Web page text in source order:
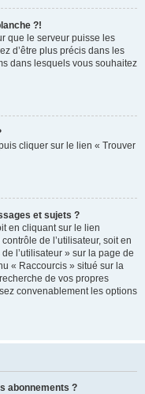
?!
que le serveur puisse les
d’être plus précis dans les
dans lesquels vous souhaitez
cliquer sur le lien « Trouver
et sujets ?
en cliquant sur le lien
de l’utilisateur, soit en
l’utilisateur » sur la page de
« Raccourcis » situé sur la
de vos propres
convenablement les options
abonnements ?